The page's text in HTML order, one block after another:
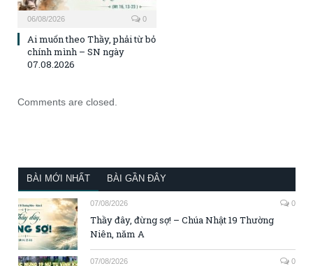
06/08/2026 0
Ai muốn theo Thầy, phải từ bỏ
chính mình – SN ngày
07.08.2026
Comments are closed.
BÀI MỚI NHẤT BÀI GẦN ĐÂY
07/08/2026 0
Thầy đây, đừng sợ! – Chúa Nhật 19 Thường
Niên, năm A
07/08/2026 0